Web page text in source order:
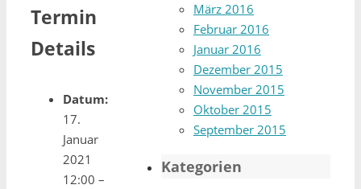
Termin
Details
Datum:
17.
Januar
2021
12:00 –
März 2016
Februar 2016
Januar 2016
Dezember 2015
November 2015
Oktober 2015
September 2015
Kategorien